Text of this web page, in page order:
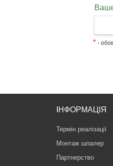
* -
ІНФОРМАЦІЯ
Термін реалізації
Монтаж шпалер
Партнерство